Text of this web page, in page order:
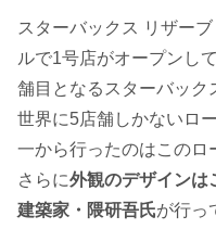
スターバックス リザー
ルで1号店がオープンし
舗目となるスターバック
世界に5店舗しかないロ
一から行ったのはこのロ
さらに外観のデザインは
建築家・隈研吾氏が行っ